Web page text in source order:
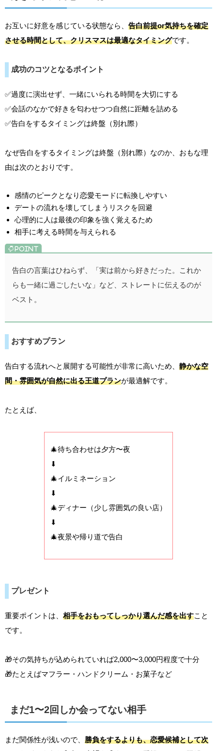
お互いに好意を感じている状態なら、 告白前提or気持ちを確定
させる時間として、クリスマスは最適なタイミングです。
成功のコツとなるポイント
✅過度に演出せず、一緒にいられる時間を大切にする
✅会話のなかで好きを匂わせつつ自然に距離を詰める
✅告白をするタイミングは終盤（別れ際）
なぜ告白をするタイミングは終盤（別れ際）なのか、おもな理
由は次のとおりです。
感情のピークとなり恋愛モードに転換しやすい
デートの流れを壊してしまうリスクを回避
心理的に人は最後の印象を強く覚えるため
相手に考える時間を与えられる
告白の言葉はひねらず、「実は前から好きだった。これか
らも一緒に過ごしたいな」など、ストレートに伝えるのが
ベスト。
おすすめプラン
告白する流れへと展開する可能性が非常に高いため、 静かな空
間・雰囲気が自然に出る王道プランが最適解です。
たとえば、
🎄待ち合わせは夕方〜夜
⬇
🎄イルミネーション
⬇
🎄ディナー（少し雰囲気の良い店）
⬇
🎄夜景や帰り道で告白
プレゼント
重要ポイントは、 相手をおもってしっかり選んだ感を出すこと
です。
🎁その気持ちが込められていれば2,000〜3,000円程度で十分
🎁たとえばマフラー・ハンドクリーム・お菓子など
まだ1〜2回しか会ってない相手
まだ関係性が浅いので、 勝負をするよりも、恋愛候補として次